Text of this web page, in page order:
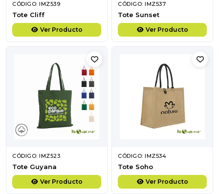
CÓDIGO: IMZ539
Tote Cliff
Ver Producto
CÓDIGO: IMZ537
Tote Sunset
Ver Producto
CÓDIGO: IMZ523
Tote Guyana
Ver Producto
CÓDIGO: IMZ534
Tote Soho
Ver Producto